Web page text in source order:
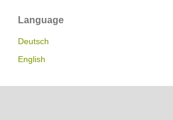
Language
Deutsch
English